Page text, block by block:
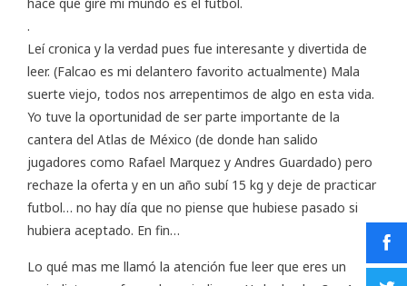
.
Leí cronica y la verdad pues fue interesante y divertida de
leer. (Falcao es mi delantero favorito actualmente) Mala
suerte viejo, todos nos arrepentimos de algo en esta vida.
Yo tuve la oportunidad de ser parte importante de la
cantera del Atlas de México (de donde han salido
jugadores como Rafael Marquez y Andres Guardado) pero
rechaze la oferta y en un año subí 15 kg y deje de practicar
futbol… no hay día que no piense que hubiese pasado si
hubiera aceptado. En fin…
Lo qué mas me llamó la atención fue leer que eres un